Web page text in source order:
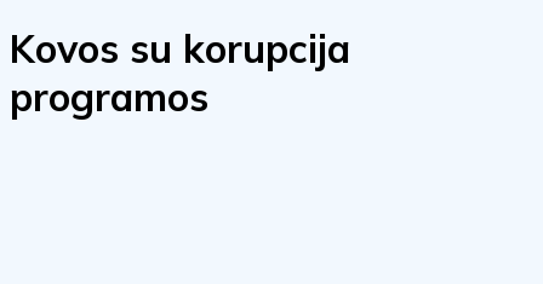
Kovos su korupcija
programos